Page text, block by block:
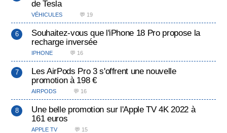
de Tesla
VÉHICULES 💬 19
Souhaitez-vous que l'iPhone 18 Pro propose la
recharge inversée
IPHONE 💬 16
Les AirPods Pro 3 s'offrent une nouvelle
promotion à 198 €
AIRPODS 💬 16
Une belle promotion sur l'Apple TV 4K 2022 à
161 euros
APPLE TV 💬 15